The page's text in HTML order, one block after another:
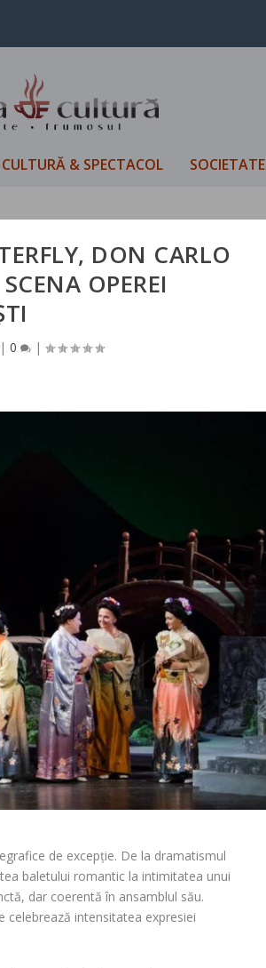
CULTURĂ & SPECTACOL SOCIETATE
DON CARLO
OPEREI
|0 |
de excepție. De la dramatismul
baletului romantic la intimitatea unui
dar coerentă în ansamblul său.
celebrează intensitatea expresiei